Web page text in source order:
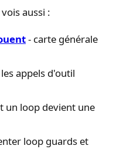
aussi :
- carte générale
appels d'outil
un loop devient une
loop guards et